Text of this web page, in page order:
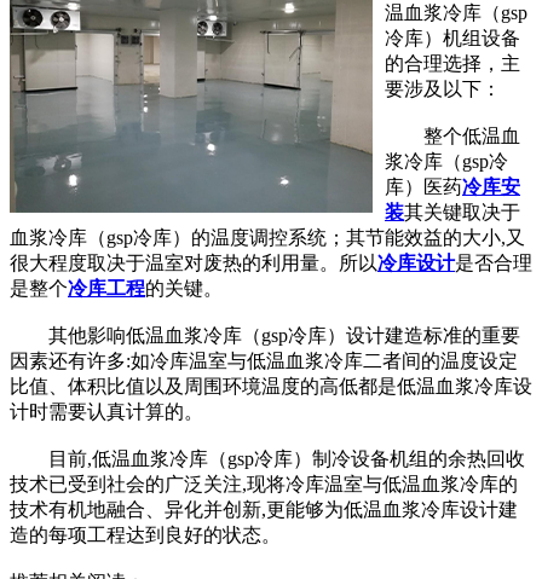
温血浆冷库（gsp
冷库）机组设备
的合理选择，主
要涉及以下：
整个低温血
浆冷库（gsp冷
库）医药冷库安
装其关键取决于
血浆冷库（gsp冷库）的温度调控系统；其节能效益的大小,又
很大程度取决于温室对废热的利用量。所以冷库设计是否合理
是整个冷库工程的关键。
其他影响低温血浆冷库（gsp冷库）设计建造标准的重要
因素还有许多:如冷库温室与低温血浆冷库二者间的温度设定
比值、体积比值以及周围环境温度的高低都是低温血浆冷库设
计时需要认真计算的。
目前,低温血浆冷库（gsp冷库）制冷设备机组的余热回收
技术已受到社会的广泛关注,现将冷库温室与低温血浆冷库的
技术有机地融合、异化并创新,更能够为低温血浆冷库设计建
造的每项工程达到良好的状态。